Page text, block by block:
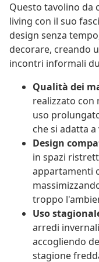
Questo tavolino da
living con il suo
design senza
decorare, creando
incontri informali
Qualità dei
realizzato
uso
che si adatta
Design
in spazi
appartamenti
troppo
Uso
arredi
accogliendo
stagione